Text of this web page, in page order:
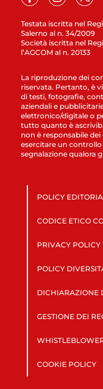
Testata iscritta nel
Salerno al n. 34/2009
Società iscritta nel
l’AGCOM al n. 20133
La riproduzione dei
riservata. Pertanto, è
di testi, fotografie,
aziendali e
elettronico/digitale o
tutto quanto è
non è responsabile
esercitare un
segnalazione qualora
POLICY
CODICE ETICO
PRIVACY POLICY
POLICY
DICHIARAZIONE
GESTIONE DEI
COOKIE POLICY